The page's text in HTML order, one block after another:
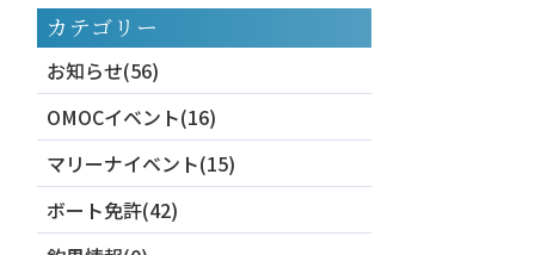
カテゴリー
お知らせ(56)
OMOCイベント(16)
マリーナイベント(15)
ボート免許(42)